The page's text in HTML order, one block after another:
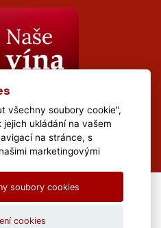
© 2020, Webdesign by
všechny soubory cookie",
ukládání na vašem
na stránce, s
marketingovými
soubory cookies
cookies